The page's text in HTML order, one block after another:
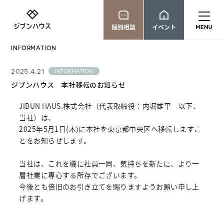
個別相談 イベント
INFORMATION
2025.4.21 INFORMATION
ジブンハウス 本社移転のお知らせ
JIBUN HAUS.株式会社（代表取締役：内堀雄平 以下、
当社）は、
2025年5月1日(木)に本社を東京都中央区へ移転しますこ
とをお知らせします。
当社は、これを機に社員一同、気持ちを新たに、より一
層社業に専心する所存でございます。
今後とも倍旧のお引き立てを賜りますようお願い申し上
げます。